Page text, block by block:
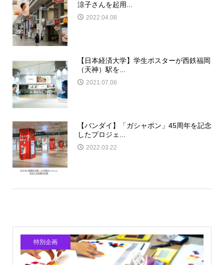
涼子さんを起用...
2022.04.08
【日本経済大学】学生ポスターが西鉄福岡
（天神）駅を...
2021.07.06
【バンダイ】「ガシャポン」45周年を記念
したプロジェ...
2022.03.22
特別企画